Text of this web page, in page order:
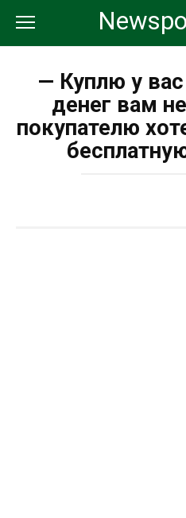
контенту
— Куплю у
денег вам
покупателю